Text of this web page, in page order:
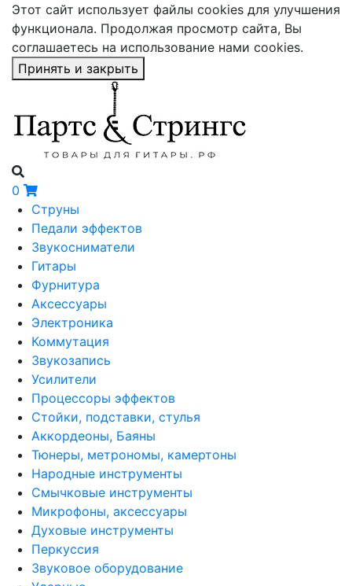
Этот сайт использует файлы cookies для улучшения
функционала. Продолжая просмотр сайта, Вы
соглашаетесь на использование нами cookies.
Принять и закрыть
0
Струны
Педали эффектов
Звукосниматели
Гитары
Фурнитура
Аксессуары
Электроника
Коммутация
Звукозапись
Усилители
Процессоры эффектов
Стойки, подставки, стулья
Аккордеоны, Баяны
Тюнеры, метрономы, камертоны
Народные инструменты
Смычковые инструменты
Микрофоны, аксессуары
Духовые инструменты
Перкуссия
Звуковое оборудование